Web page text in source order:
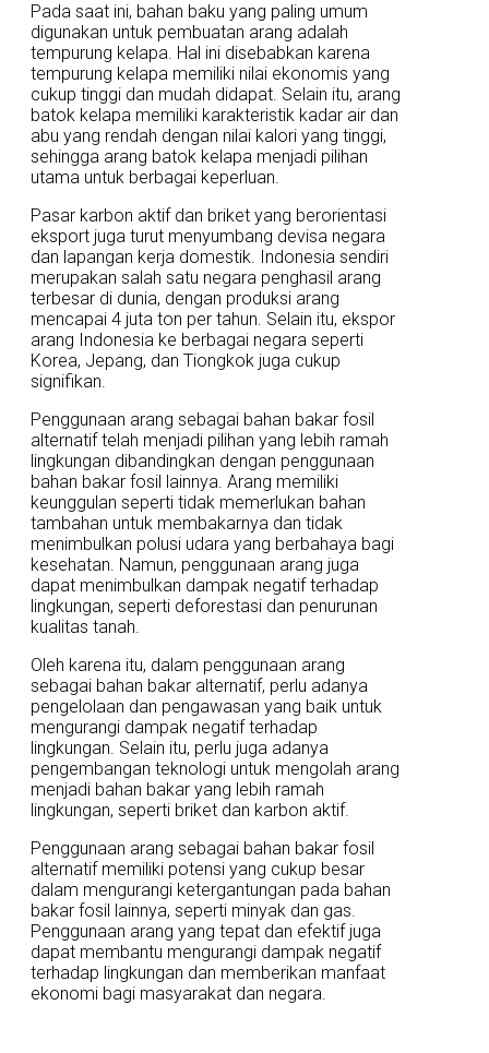
Pada saat ini, bahan baku yang paling umum
digunakan untuk pembuatan arang adalah
tempurung kelapa. Hal ini disebabkan karena
tempurung kelapa memiliki nilai ekonomis yang
cukup tinggi dan mudah didapat. Selain itu, arang
batok kelapa memiliki karakteristik kadar air dan
abu yang rendah dengan nilai kalori yang tinggi,
sehingga arang batok kelapa menjadi pilihan
utama untuk berbagai keperluan.
Pasar karbon aktif dan briket yang berorientasi
eksport juga turut menyumbang devisa negara
dan lapangan kerja domestik. Indonesia sendiri
merupakan salah satu negara penghasil arang
terbesar di dunia, dengan produksi arang
mencapai 4 juta ton per tahun. Selain itu, ekspor
arang Indonesia ke berbagai negara seperti
Korea, Jepang, dan Tiongkok juga cukup
signifikan.
Penggunaan arang sebagai bahan bakar fosil
alternatif telah menjadi pilihan yang lebih ramah
lingkungan dibandingkan dengan penggunaan
bahan bakar fosil lainnya. Arang memiliki
keunggulan seperti tidak memerlukan bahan
tambahan untuk membakarnya dan tidak
menimbulkan polusi udara yang berbahaya bagi
kesehatan. Namun, penggunaan arang juga
dapat menimbulkan dampak negatif terhadap
lingkungan, seperti deforestasi dan penurunan
kualitas tanah.
Oleh karena itu, dalam penggunaan arang
sebagai bahan bakar alternatif, perlu adanya
pengelolaan dan pengawasan yang baik untuk
mengurangi dampak negatif terhadap
lingkungan. Selain itu, perlu juga adanya
pengembangan teknologi untuk mengolah arang
menjadi bahan bakar yang lebih ramah
lingkungan, seperti briket dan karbon aktif.
Penggunaan arang sebagai bahan bakar fosil
alternatif memiliki potensi yang cukup besar
dalam mengurangi ketergantungan pada bahan
bakar fosil lainnya, seperti minyak dan gas.
Penggunaan arang yang tepat dan efektif juga
dapat membantu mengurangi dampak negatif
terhadap lingkungan dan memberikan manfaat
ekonomi bagi masyarakat dan negara.